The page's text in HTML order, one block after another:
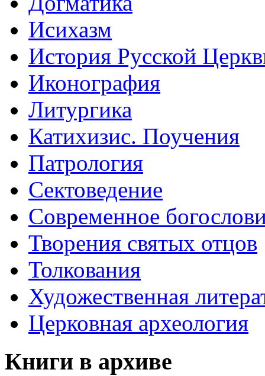
Исихазм
История Русской
Иконография
Литургика
Катихизис. Поучения
Патрология
Сектоведение
Современное
Творения святых отцов
Толкования
Художественная
Церковная археология
Книги в архиве